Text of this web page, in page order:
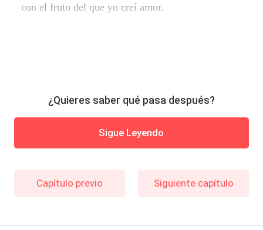
con el fruto del que yo creí amor.
¿Quieres saber qué pasa después?
Sigue Leyendo
Capítulo previo Siguiente capítulo